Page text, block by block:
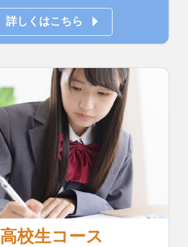
詳しくはこちら
高校生コース